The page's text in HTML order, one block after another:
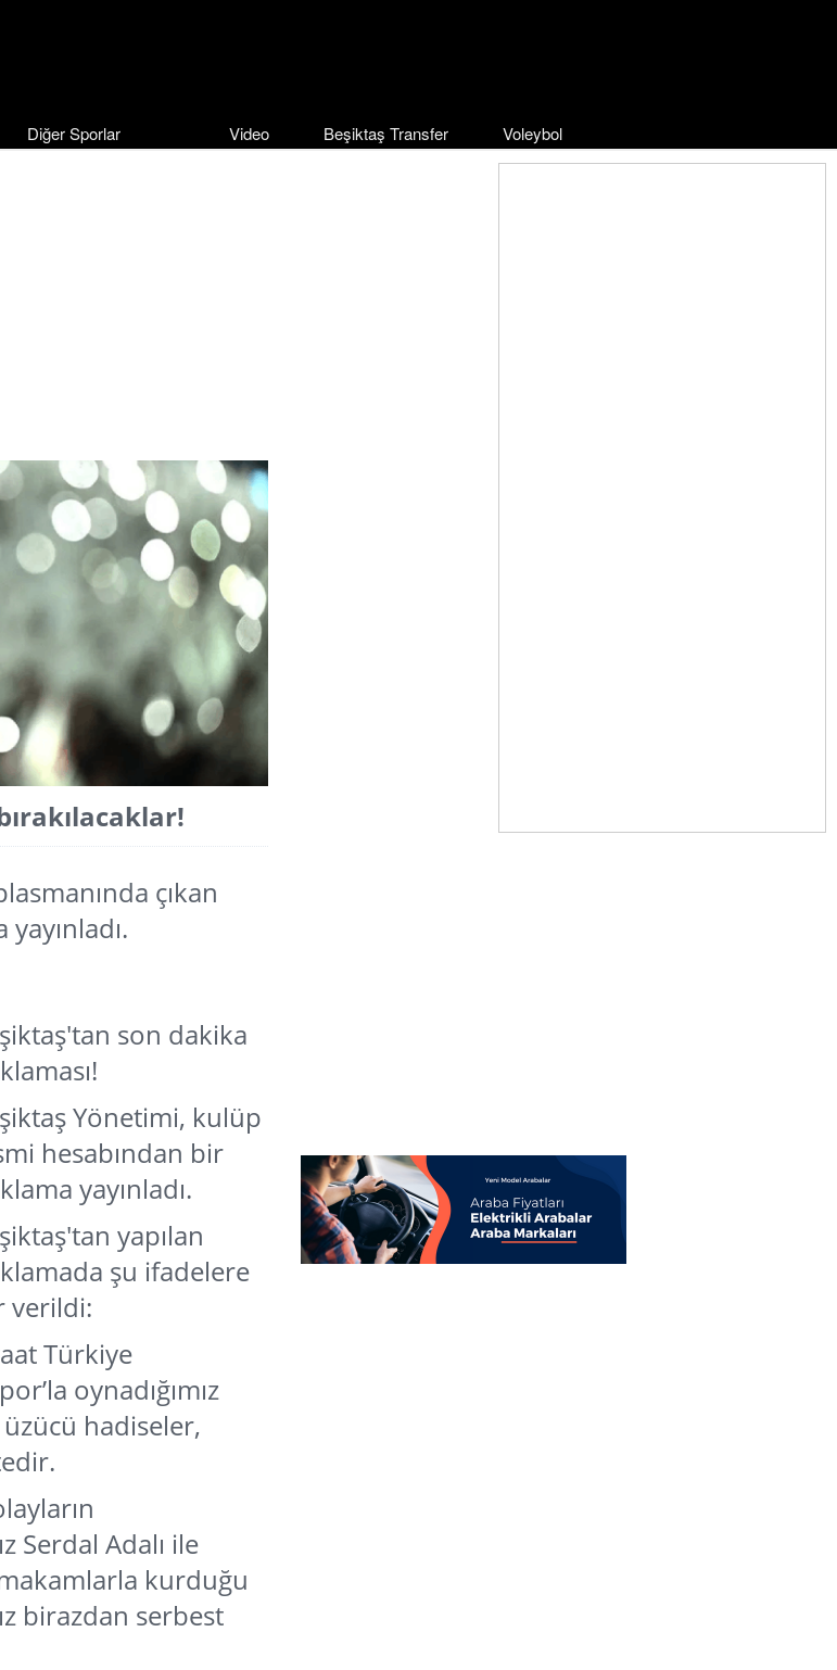
Diğer Sporlar Video Beşiktaş Transfer Voleybol
çıkan
son dakika
Yönetimi, kulüp
hesabından bir
yayınladı.
yapılan
şu ifadelere
verildi:
Türkiye
oynadığımız
hadiseler,
Serdal Adalı ile
kurduğu
birazdan serbest